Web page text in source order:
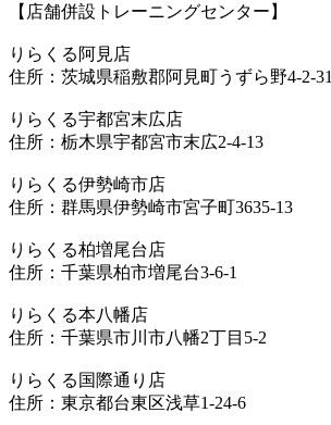
【店舗併設トレーニングセンター】
りらくる阿見店
住所：茨城県稲敷郡阿見町うずら野4-2-31
りらくる宇都宮末広店
住所：栃木県宇都宮市末広2-4-13
りらくる伊勢崎市店
住所：群馬県伊勢崎市宮子町3635-13
りらくる柏増尾台店
住所：千葉県柏市増尾台3-6-1
りらくる本八幡店
住所：千葉県市川市八幡2丁目5-2
りらくる国際通り店
住所：東京都台東区浅草1-24-6